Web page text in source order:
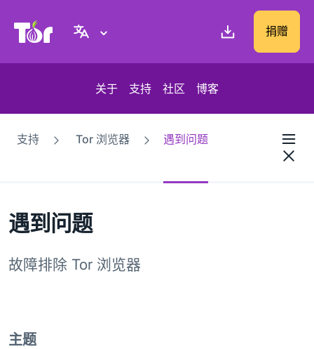
Tor Project 网站 捐赠
关于 支持 社区 博客
支持 Tor 浏览器 遇到问题
遇到问题
故障排除 Tor 浏览器
主题